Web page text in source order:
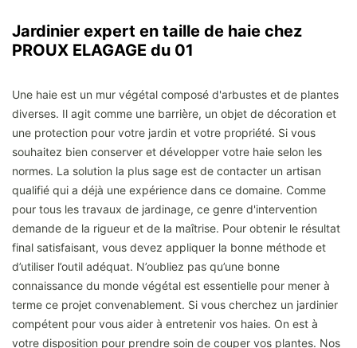
Jardinier expert en taille de haie chez
PROUX ELAGAGE du 01
Une haie est un mur végétal composé d'arbustes et de plantes
diverses. Il agit comme une barrière, un objet de décoration et
une protection pour votre jardin et votre propriété. Si vous
souhaitez bien conserver et développer votre haie selon les
normes. La solution la plus sage est de contacter un artisan
qualifié qui a déjà une expérience dans ce domaine. Comme
pour tous les travaux de jardinage, ce genre d'intervention
demande de la rigueur et de la maîtrise. Pour obtenir le résultat
final satisfaisant, vous devez appliquer la bonne méthode et
d’utiliser l’outil adéquat. N’oubliez pas qu’une bonne
connaissance du monde végétal est essentielle pour mener à
terme ce projet convenablement. Si vous cherchez un jardinier
compétent pour vous aider à entretenir vos haies. On est à
votre disposition pour prendre soin de couper vos plantes. Nos